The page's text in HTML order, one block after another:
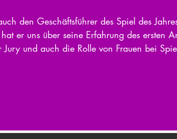
er uns über seine Erfahrung des ersten
und auch die Rolle von Frauen bei